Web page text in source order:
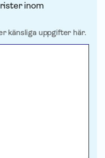
inom
känsliga uppgifter här.